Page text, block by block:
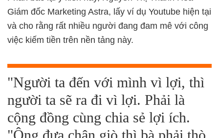
Giám đốc Marketing Astra, lấy ví dụ Youtube hiện tại
và cho rằng rất nhiều người đang đam mê với công
việc kiếm tiền trên nền tảng này.
"Người ta đến với mình vì lợi, thì
người ta sẽ ra đi vì lợi. Phải là
cộng đồng cùng chia sẻ lợi ích.